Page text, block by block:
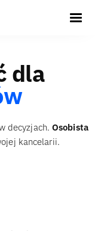
dla
decyzjach.Osobista
kancelarii.